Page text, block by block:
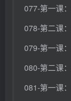
077-第一课
078-第二课
079-第一课
080-第二课
081-第一课